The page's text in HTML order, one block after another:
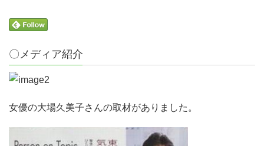
〇メディア紹介
女優の大場久美子さんの取材がありました。